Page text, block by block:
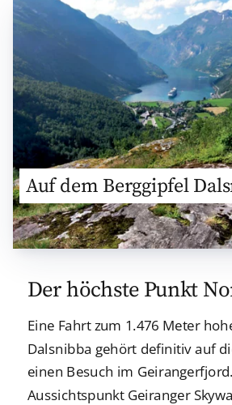
Auf dem Berggipfel
Der höchste Punkt
Eine Fahrt zum 1.476 Meter
Dalsnibba gehört definitiv auf
einen Besuch im
Aussichtspunkt Geiranger